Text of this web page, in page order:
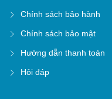
Chính sách bảo hành
Chính sách bảo mật
Hướng dẫn thanh toán
Hỏi đáp